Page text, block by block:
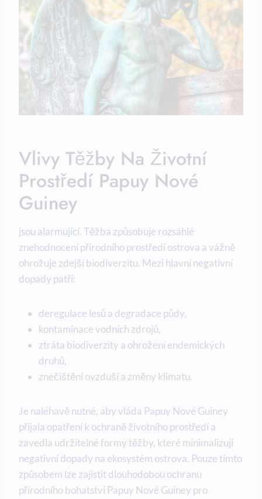
Vlivy Těžby ⁣na Životní
Prostředí ‌Papuy‍ Nové
Guiney
jsou ⁤alarmující. ‌Těžba⁢ způsobuje‌ rozsáhlé
znehodnocení⁤ přírodního prostředí ostrova ⁤a vážně
ohrožuje zdejší biodiverzitu. Mezi hlavní negativní⁣
dopady patří:
deregulace lesů a degradace půdy,
kontaminace​ vodních ​zdrojů,
ztráta biodiverzity a ohrožení endemických
druhů,
znečištění ‌ovzduší a⁤ změny klimatu.
Je naléhavě ⁢nutné, ⁢aby vláda⁢ Papuy Nové Guiney
přijala opatření k ochraně životního prostředí ⁣a
zavedla udržitelné formy těžby, které minimalizují
negativní dopady na ekosystém ostrova. Pouze tímto
způsobem ⁤lze zajistit dlouhodobou ochranu
přírodního⁢ bohatství Papuy ⁣Nové Guiney pro